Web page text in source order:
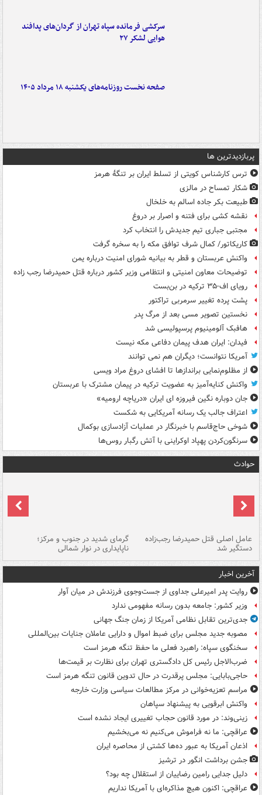
سرکشی فرمانده سپاه تهران از گردان‌های پدافند
هوایی لشکر ۲۷
صفحه نخست روزنامه‌های یکشنبه ۱۸ مرداد ۱۴۰۵
پربازدیدترین ها
ترس کارشناس کویتی از تسلط ایران بر تنگۀ هرمز
شکار تمساح در مالزی
طبیعت بکر جاده اسالم به خلخال
نقشه کشی برای فتنه و اصرار بر دروغ
مجتبی جباری تیم جدیدش را انتخاب کرد
کاریکاتور/ کمال شرف توافق مکه را به سخره گرفت
واکنش عربستان و قطر به بیانیه شورای امنیت درباره یمن
توضیحات معاون امنیتی و انتظامی وزیر کشور درباره قتل حمیدرضا رجب زاده
رویای اف-۳۵ ترکیه در بن‌بست
پشت پرده تغییر سرمربی تراکتور
نخستین تصویر مسی بعد از مرگ پدر
هافبک آلومینیوم پرسپولیسی شد
فیدان: ایران هدف پیمان دفاعی مکه نیست
آمریکا نتوانست؛ دیگران هم نمی توانند
از مظلوم‌نمایی براندازها تا افشای دروغ مراد ویسی
واکنش کنایه‌آمیز به عضویت ترکیه در پیمان مشترک با عربستان
جان دوباره نگین فیروزه ای ایران «دریاچه ارومیه»
اعتراف جالب یک رسانه آمریکایی به شکست
شوخی حاج‌قاسم با خبرنگار در عملیات آزادسازی بوکمال
سرنگون‌کردن پهپاد اوکراینی با آتش رگبار روس‌ها
حوادث
عامل اصلی قتل حمیدرضا رجب‌زاده
دستگیر شد
گرمای شدید در جنوب و مرکز؛
ناپایداری در نوار شمالی
آخرین اخبار
روایت پدر امیرعلی جداوی از جست‌وجوی فرزندش در میان آوار
وزیر کشور: جامعه بدون رسانه مفهومی ندارد
جدی‌ترین تقابل نظامی آمریکا از زمان جنگ جهانی
مصوبه جدید مجلس برای ضبط اموال و دارایی عاملان جنایات بین‌المللی
سخنگوی سپاه: راهبرد فعلی ما حفظ تنگه هرمز است
ضرب‌الاجل رئیس کل دادگستری تهران برای نظارت بر قیمت‌ها
حاجی‌بابایی: مجلس پرقدرت در حال تدوین قانون تنگه هرمز است
مراسم تعزیه‌خوانی در مرکز مطالعات سیاسی وزارت خارجه
واکنش ابرقویی به پیشنهاد سپاهان
زینی‌وند: در مورد قانون حجاب تغییری ایجاد نشده است
عراقچی: ما نه فراموش می‌کنیم نه می‌بخشیم
اذعان آمریکا به عبور ده‌ها کشتی از محاصره ایران
جشن برداشت انگور در ترشیز
دلیل جدایی رامین رضاییان از استقلال چه بود؟
عراقچی: اکنون هیچ مذاکره‌ای با آمریکا نداریم